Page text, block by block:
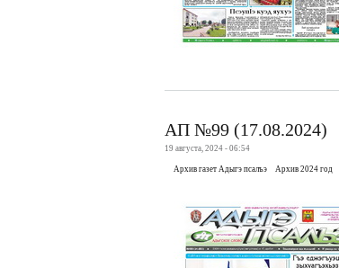
АП №99 (17.08.2024)
19 августа, 2024 - 06:54
Архив газет Адыгэ псалъэ Архив 2024 год